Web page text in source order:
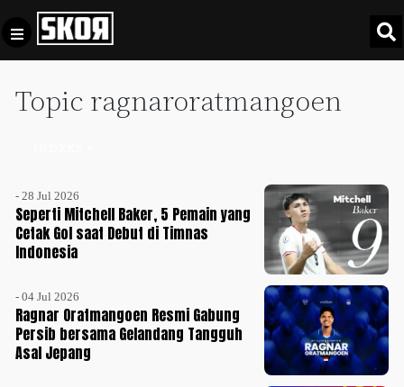
Topic ragnaroratmangoen
- 28 Jul 2026
Seperti Mitchell Baker, 5 Pemain yang
Cetak Gol saat Debut di Timnas
Indonesia
- 04 Jul 2026
Ragnar Oratmangoen Resmi Gabung
Persib bersama Gelandang Tangguh
Asal Jepang
Football +
Sports
Update
+
Indonesia
SKOR
SPECIAL
Privacy
Media
Siber
Disclaimer
Tentang
Kami